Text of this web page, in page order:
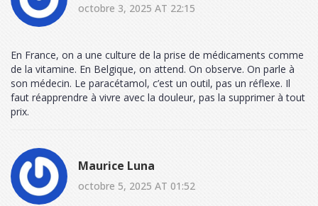
octobre 3, 2025 AT 22:15
En France, on a une culture de la prise de médicaments comme
de la vitamine. En Belgique, on attend. On observe. On parle à
son médecin. Le paracétamol, c’est un outil, pas un réflexe. Il
faut réapprendre à vivre avec la douleur, pas la supprimer à tout
prix.
Maurice Luna
octobre 5, 2025 AT 01:52